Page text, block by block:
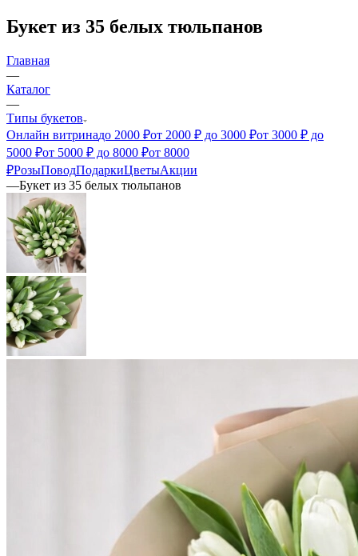
Букет из 35 белых тюльпанов
Главная
—
Каталог
—
Типы букетов
Онлайн витринадо 2000 ₽от 2000 ₽ до 3000 ₽от 3000 ₽ до
5000 ₽от 5000 ₽ до 8000 ₽от 8000
₽РозыПоводПодаркиЦветыАкции
—Букет из 35 белых тюльпанов